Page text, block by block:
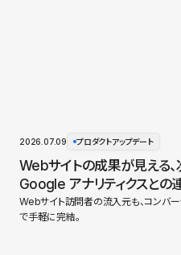
2026.07.09 プロダクトアップデート
Webサイトの成果が見える、
Google アナリティクスとの
Webサイト訪問者の流入元も、コンバ
で手軽に完結。